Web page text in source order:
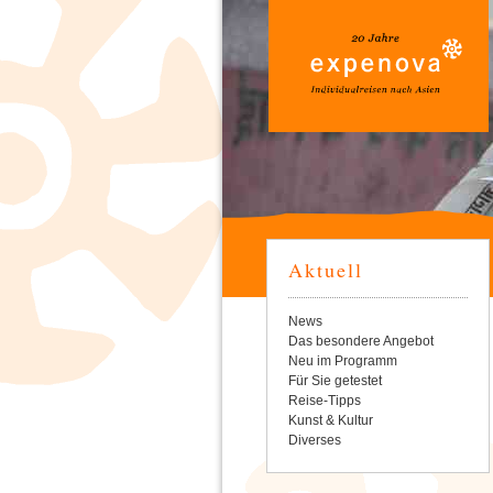
Aktuell
Navigation
überspringen
News
Das besondere Angebot
Neu im Programm
Für Sie getestet
Reise-Tipps
Kunst & Kultur
Diverses